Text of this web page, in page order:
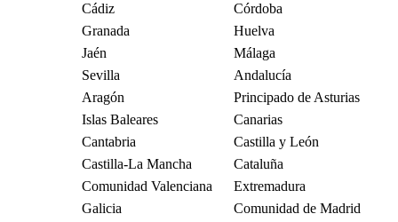
Cádiz
Córdoba
Granada
Huelva
Jaén
Málaga
Sevilla
Andalucía
Aragón
Principado de Asturias
Islas Baleares
Canarias
Cantabria
Castilla y León
Castilla-La Mancha
Cataluña
Comunidad Valenciana
Extremadura
Galicia
Comunidad de Madrid